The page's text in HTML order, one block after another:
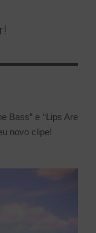
Bass” e “Lips Are
novo clipe!